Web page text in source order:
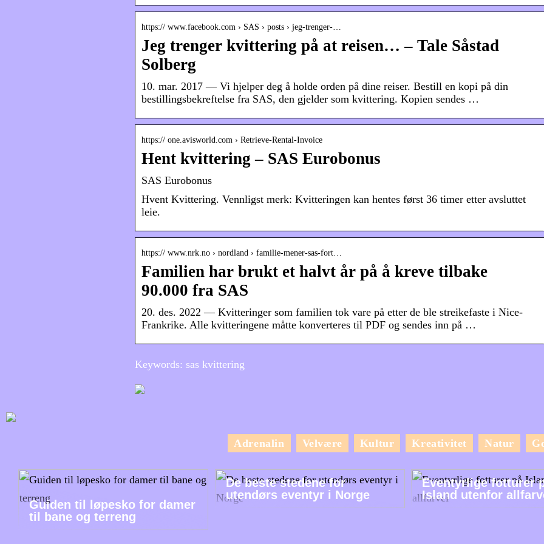
https:// www.facebook.com › SAS › posts › jeg-trenger-…
Jeg trenger kvittering på at reisen… – Tale Såstad
Solberg
10. mar. 2017 — Vi hjelper deg å holde orden på dine reiser. Bestill en kopi på din
bestillingsbekreftelse fra SAS, den gjelder som kvittering. Kopien sendes …
https:// one.avisworld.com › Retrieve-Rental-Invoice
Hent kvittering – SAS Eurobonus
SAS Eurobonus
Hvent Kvittering. Vennligst merk: Kvitteringen kan hentes først 36 timer etter avsluttet
leie.
https:// www.nrk.no › nordland › familie-mener-sas-fort…
Familien har brukt et halvt år på å kreve tilbake
90.000 fra SAS
20. des. 2022 — Kvitteringer som familien tok vare på etter de ble streikefaste i Nice-
Frankrike. Alle kvitteringene måtte konverteres til PDF og sendes inn på …
Keywords: sas kvittering
Adrenalin Velvære Kultur Kreativitet Natur
Guiden til løpesko for damer
til bane og terreng
De beste stedene for
utendørs eventyr i Norge
Eventyrlige fotturer
Island utenfor